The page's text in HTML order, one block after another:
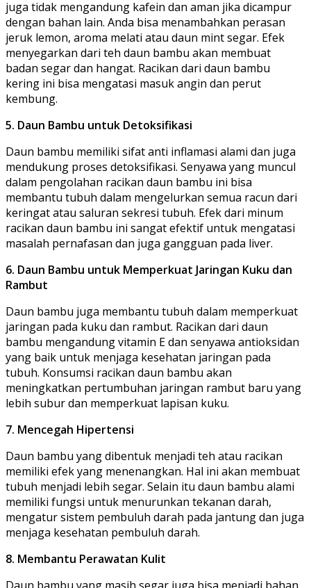
juga tidak mengandung kafein dan aman jika dicampur
dengan bahan lain. Anda bisa menambahkan perasan
jeruk lemon, aroma melati atau daun mint segar. Efek
menyegarkan dari teh daun bambu akan membuat
badan segar dan hangat. Racikan dari daun bambu
kering ini bisa mengatasi masuk angin dan perut
kembung.
5. Daun Bambu untuk Detoksifikasi
Daun bambu memiliki sifat anti inflamasi alami dan juga
mendukung proses detoksifikasi. Senyawa yang muncul
dalam pengolahan racikan daun bambu ini bisa
membantu tubuh dalam mengelurkan semua racun dari
keringat atau saluran sekresi tubuh. Efek dari minum
racikan daun bambu ini sangat efektif untuk mengatasi
masalah pernafasan dan juga gangguan pada liver.
6. Daun Bambu untuk Memperkuat Jaringan Kuku dan
Rambut
Daun bambu juga membantu tubuh dalam memperkuat
jaringan pada kuku dan rambut. Racikan dari daun
bambu mengandung vitamin E dan senyawa antioksidan
yang baik untuk menjaga kesehatan jaringan pada
tubuh. Konsumsi racikan daun bambu akan
meningkatkan pertumbuhan jaringan rambut baru yang
lebih subur dan memperkuat lapisan kuku.
7. Mencegah Hipertensi
Daun bambu yang dibentuk menjadi teh atau racikan
memiliki efek yang menenangkan. Hal ini akan membuat
tubuh menjadi lebih segar. Selain itu daun bambu alami
memiliki fungsi untuk menurunkan tekanan darah,
mengatur sistem pembuluh darah pada jantung dan juga
menjaga kesehatan pembuluh darah.
8. Membantu Perawatan Kulit